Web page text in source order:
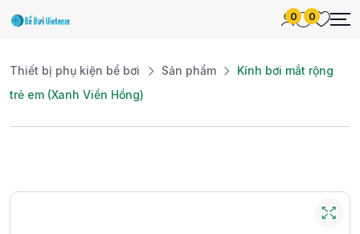
0 0
Thiết bị phụ kiện bể bơi Sản phẩm
Kính bơi mắt rộng
trẻ em (Xanh Viền Hồng)